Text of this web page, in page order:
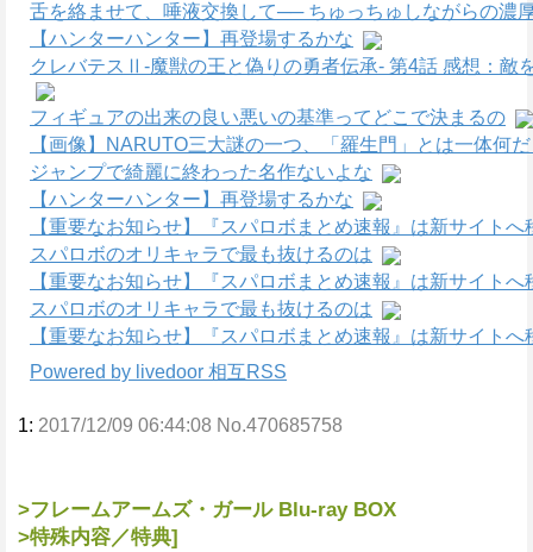
舌を絡ませて、唾液交換して── ちゅっちゅしながらの濃
【ハンターハンター】再登場するかな
クレバテスⅡ-魔獣の王と偽りの勇者伝承- 第4話 感想：敵
フィギュアの出来の良い悪いの基準ってどこで決まるの
【画像】NARUTO三大謎の一つ、「羅生門」とは一体何
ジャンプで綺麗に終わった名作ないよな
【ハンターハンター】再登場するかな
【重要なお知らせ】『スパロボまとめ速報』は新サイトへ
スパロボのオリキャラで最も抜けるのは
【重要なお知らせ】『スパロボまとめ速報』は新サイトへ
スパロボのオリキャラで最も抜けるのは
【重要なお知らせ】『スパロボまとめ速報』は新サイトへ
Powered by livedoor 相互RSS
1: 2017/12/09 06:44:08 No.470685758
>フレームアームズ・ガール Blu-ray BOX
>特殊内容／特典]